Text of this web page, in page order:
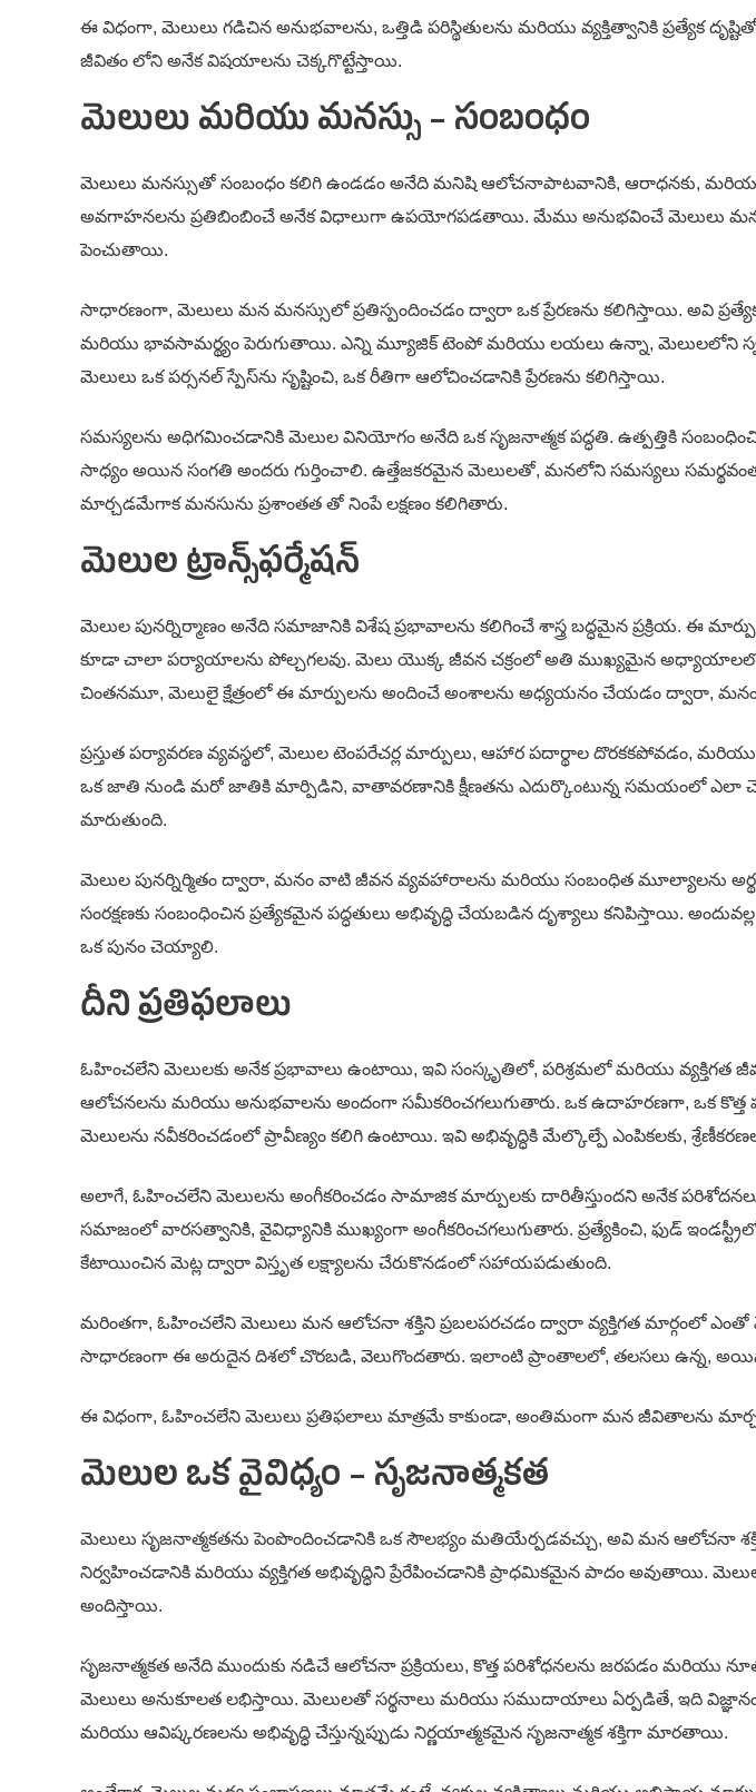
ఈ విధంగా, మెలులు గడిచిన అనుభవాలను, ఒత్తిడి పరిస్థితులను మరియు వ్యక్తిత్వానికి ప్రత్యేక
జీవితం లోని అనేక విషయాలను చెక్కగొట్టేస్తాయి.
మెలులు మరియు మనస్సు – సంబంధం
మెలులు మనస్సుతో సంబంధం కలిగి ఉండడం అనేది మనిషి ఆలోచనాపాటవానికి, ఆరాధనకు,
అవగాహనలను ప్రతిబింబించే అనేక విధాలుగా ఉపయోగపడతాయి. మేము అనుభవించే మెలులు
పెంచుతాయి.
సాధారణంగా, మెలులు మన మనస్సులో ప్రతిస్పందించడం ద్వారా ఒక ప్రేరణను కలిగిస్తాయి. అవి
మరియు భావసామర్థ్యం పెరుగుతాయి. ఎన్ని మ్యూజిక్ టెంపో మరియు లయలు ఉన్నా, మెలులలోని
మెలులు ఒక పర్సనల్ స్పేస్‌ను సృష్టించి, ఒక రీతిగా ఆలోచించడానికి ప్రేరణను కలిగిస్తాయి.
స‌మ‌స్య‌లను అధిగమించ‌డానికి మెలుల వినియోగం అనేది ఒక సృజనాత్మక పద్ధతి. ఉత్పత్తికి
సాధ్యం అయిన సంగతి అందరు గుర్తించాలి. ఉత్తేజకరమైన మెలులతో, మనలోని సమస్యలు
మార్చడమేగాక మనసును ప్రశాంతత తో నింపే లక్షణం కలిగితారు.
మెలుల ట్రాన్స్‌ఫర్మేషన్
మెలుల పునర్నిర్మాణం అనేది సమాజానికి విశేష ప్రభావాలను కలిగించే శాస్త్ర బద్ధమైన ప్రక్రియ. ఈ
కూడా చాలా పర్యాయాలను పోల్చగలవు. మెలు యొక్క జీవన చక్రంలో అతి ముఖ్యమైన అధ్యాయాలలో
చింతనమూ, మెలులై క్షేత్రంలో ఈ మార్పులను అందించే అంశాలను అధ్యయనం చేయడం ద్వారా, మనం
ప్రస్తుత పర్యావరణ వ్యవస్థలో, మెలుల టెంపరేచర్ల మార్పులు, ఆహార పదార్థాల దొరకకపోవడం,
ఒక జాతి నుండి మరో జాతికి మార్పిడిని, వాతావరణానికి క్షీణతను ఎదుర్కొంటున్న సమయంలో ఎలా
మారుతుంది.
మెలుల పునర్నిర్మితం ద్వారా, మనం వాటి జీవన వ్యవహారాలను మరియు సంబంధిత మూల్యాలను
సంరక్షణకు సంబంధించిన ప్రత్యేకమైన పద్ధతులు అభివృద్ధి చేయబడిన దృశ్యాలు కనిపిస్తాయి.
ఒక పునం చెయ్యాలి.
దీని ప్రతిఫలాలు
ఓహించలేని మెలులకు అనేక ప్రభావాలు ఉంటాయి, ఇవి సంస్కృతిలో, పరిశ్రమలో మరియు వ్యక్తిగత
ఆలోచనలను మరియు అనుభవాలను అందంగా సమీకరించగలుగుతారు. ఒక ఉదాహరణగా, ఒక
మెలులను నవీకరించడంలో ప్రావీణ్యం కలిగి ఉంటాయి. ఇవి అభివృద్ధికి మేల్కొల్పే ఎంపికలకు,
అలాగే, ఓహించలేని మెలులను అంగీకరించడం సామాజిక మార్పులకు దారితీస్తుందని అనేక
సమాజంలో వారసత్వానికి, వైవిధ్యానికి ముఖ్యంగా అంగీకరించగలుగుతారు. ప్రత్యేకించి, ఫుడ్
కేటాయించిన మెట్ల ద్వారా విస్తృత లక్ష్యాలను చేరుకొనడంలో సహాయపడుతుంది.
మరింతగా, ఓహించలేని మెలులు మన ఆలోచనా శక్తిని ప్రబలపరచడం ద్వారా వ్యక్తిగత మార్గంలో ఎంతో
సాధారణంగా ఈ అరుదైన దిశలో చొరబడి, వెలుగొందతారు. ఇలాంటి ప్రాంతాలలో, తలసలు ఉన్న, అయినా,
ఈ విధంగా, ఓహించలేని మెలులు ప్రతిఫలాలు మాత్రమే కాకుండా, అంతిమంగా మన జీవితాలను
మెలుల ఒక వైవిధ్యం – సృజనాత్మకత
మెలులు సృజనాత్మకతను పెంపొందించడానికి ఒక సౌలభ్యం మతియేర్పడవచ్చు, అవి మన ఆలోచనా
నిర్వహించడానికి మరియు వ్యక్తిగత అభివృద్ధిని ప్రేరేపించడానికి ప్రాధమికమైన పాదం అవుతాయి. మెలుల
అందిస్తాయి.
సృజనాత్మకత అనేది ముందుకు నడిచే ఆలోచనా ప్రక్రియలు, కొత్త పరిశోధనలను జరపడం మరియు
మెలులు అనుకూలత లభిస్తాయి. మెలులతో సర్థనాలు మరియు సముదాయాలు ఏర్పడితే, ఇది విజ్ఞానం
మరియు ఆవిష్కరణలను అభివృద్ధి చేస్తున్నప్పుడు నిర్ణయాత్మకమైన సృజనాత్మక శక్తిగా మారతాయి.